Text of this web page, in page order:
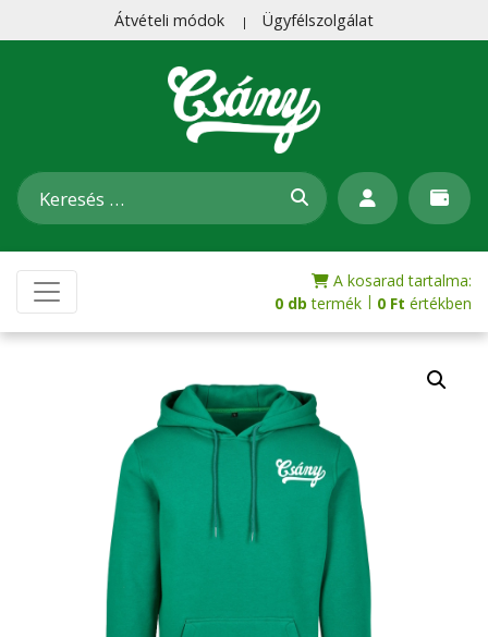
Átvételi módok Ügyfélszolgálat
A kosarad tartalma:
0 db termék | 0 Ft értékben